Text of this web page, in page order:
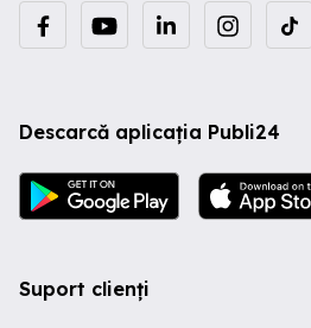
Descarcă aplicația Publi24
Suport clienți